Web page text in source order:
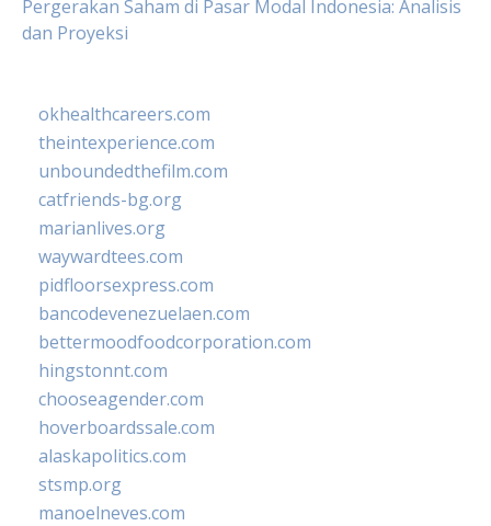
Pergerakan Saham di Pasar Modal Indonesia: Analisis
dan Proyeksi
okhealthcareers.com
theintexperience.com
unboundedthefilm.com
catfriends-bg.org
marianlives.org
waywardtees.com
pidfloorsexpress.com
bancodevenezuelaen.com
bettermoodfoodcorporation.com
hingstonnt.com
chooseagender.com
hoverboardssale.com
alaskapolitics.com
stsmp.org
manoelneves.com